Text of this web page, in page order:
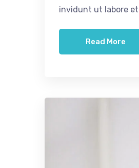
invidunt ut labore
Read More